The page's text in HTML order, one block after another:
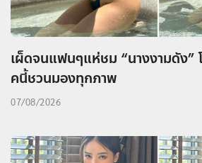
เผ็ดจนแฟนๆแห่ชม “นางงามดัง”
คนี้ชวนมองทุกภาพ
07/08/2026